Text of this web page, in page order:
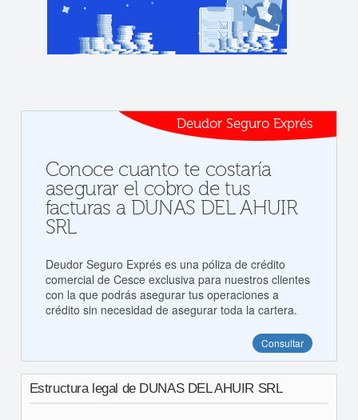
Deudor Seguro Exprés
Conoce cuanto te costaría
asegurar el cobro de tus
facturas a DUNAS DEL AHUIR
SRL
Deudor Seguro Exprés es una póliza de crédito
comercial de Cesce exclusiva para nuestros clientes
con la que podrás asegurar tus operaciones a
crédito sin necesidad de asegurar toda la cartera.
Consultar
Estructura legal de DUNAS DEL AHUIR SRL